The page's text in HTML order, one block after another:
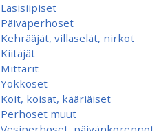
Lasisiipiset
Päiväperhoset
Kehrääjät, villaselät, nirkot
Kiitäjät
Mittarit
Yökköset
Koit, koisat, kääriäiset
Perhoset muut